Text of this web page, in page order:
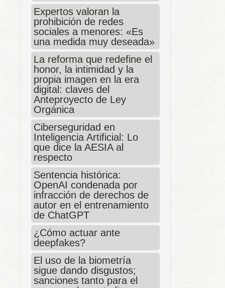
Expertos valoran la
prohibición de redes
sociales a menores: «Es
una medida muy deseada»
La reforma que redefine el
honor, la intimidad y la
propia imagen en la era
digital: claves del
Anteproyecto de Ley
Orgánica
Ciberseguridad en
Inteligencia Artificial: Lo
que dice la AESIA al
respecto
Sentencia histórica:
OpenAI condenada por
infracción de derechos de
autor en el entrenamiento
de ChatGPT
¿Cómo actuar ante
deepfakes?
El uso de la biometría
sigue dando disgustos;
sanciones tanto para el